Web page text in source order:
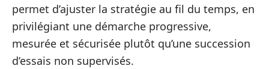
permet d’ajuster la stratégie au fil du temps, en
privilégiant une démarche progressive,
mesurée et sécurisée plutôt qu’une succession
d’essais non supervisés.